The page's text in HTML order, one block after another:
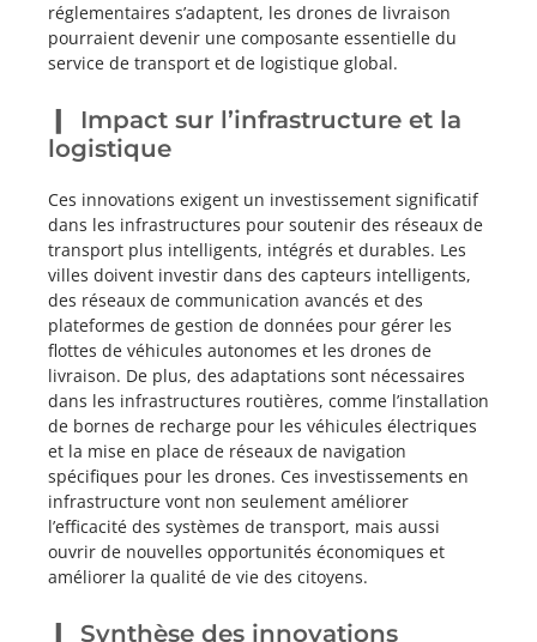
réglementaires s’adaptent, les drones de livraison
pourraient devenir une composante essentielle du
service de transport et de logistique global.
Impact sur l’infrastructure et la
logistique
Ces innovations exigent un investissement significatif
dans les infrastructures pour soutenir des réseaux de
transport plus intelligents, intégrés et durables. Les
villes doivent investir dans des capteurs intelligents,
des réseaux de communication avancés et des
plateformes de gestion de données pour gérer les
flottes de véhicules autonomes et les drones de
livraison. De plus, des adaptations sont nécessaires
dans les infrastructures routières, comme l’installation
de bornes de recharge pour les véhicules électriques
et la mise en place de réseaux de navigation
spécifiques pour les drones. Ces investissements en
infrastructure vont non seulement améliorer
l’efficacité des systèmes de transport, mais aussi
ouvrir de nouvelles opportunités économiques et
améliorer la qualité de vie des citoyens.
Synthèse des innovations